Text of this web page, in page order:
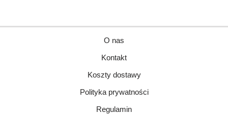
O nas
Kontakt
Koszty dostawy
Polityka prywatności
Regulamin